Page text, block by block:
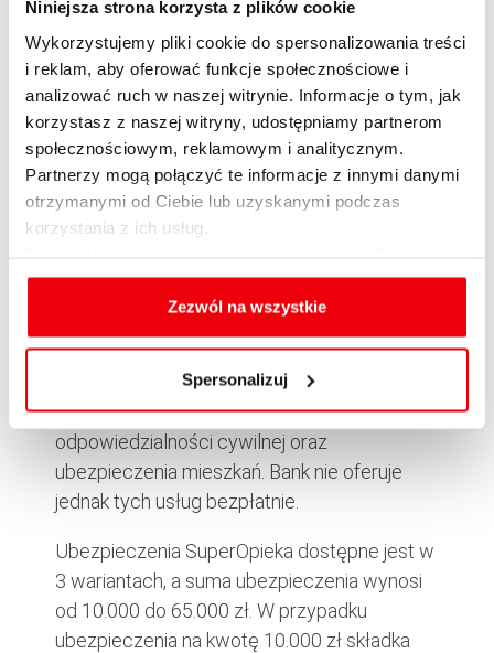
Niniejsza strona korzysta z plików cookie
Wykorzystujemy pliki cookie do spersonalizowania treści
i reklam, aby oferować funkcje społecznościowe i
analizować ruch w naszej witrynie. Informacje o tym, jak
korzystasz z naszej witryny, udostępniamy partnerom
społecznościowym, reklamowym i analitycznym.
Partnerzy mogą połączyć te informacje z innymi danymi
otrzymanymi od Ciebie lub uzyskanymi podczas
korzystania z ich usług.
cookies, celu i sposobu korzystania z nich przez nas
oraz zmiany ustawień plików cookies a także ich
usuwania z przeglądarki internetowej, znajdują się
Zezwól na wszystkie
Spersonalizuj
Student, Komfort oraz VIP. Ubezpieczenie
prowadzone jest przez Towarzystwo
Ubezpieczeń na Życie ING Nationale-
Nederlanden Polska SA. Suma ubezpieczeń
wynosi odpowiednio 5.000, 10.000 i 20.000
zł. Istnieje możliwość rozszerzenia zakresu
ochrony oraz podniesienie wysokości sum
ubezpieczenia poprzez skorzystanie z
ubezpieczenia dodatkowego.
Bank PKO BP
Klienci posiadający konto w PKO BP mogą
korzystać z ubezpieczenia na życie
SuperOpieka, ubezpieczenia
odpowiedzialności cywilnej oraz
ubezpieczenia mieszkań. Bank nie oferuje
jednak tych usług bezpłatnie.
Ubezpieczenia SuperOpieka dostępne jest w
3 wariantach, a suma ubezpieczenia wynosi
od 10.000 do 65.000 zł. W przypadku
ubezpieczenia na kwotę 10.000 zł składka